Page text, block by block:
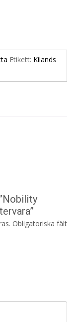
Etikett: Kilands
Obligatoriska fält